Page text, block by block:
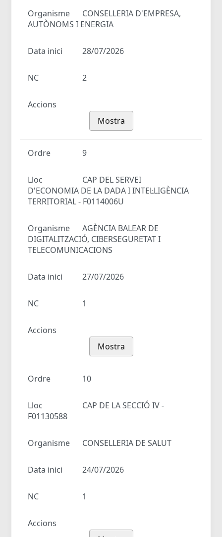
Organisme
CONSELLERIA D'EMPRESA,
AUTÒNOMS I ENERGIA
Data inici 28/07/2026
NC 2
Accions
Mostra
Ordre 9
Lloc
CAP DEL SERVEI
D'ECONOMIA DE LA DADA I INTEL·LIGÈNCIA
TERRITORIAL - F0114006U
Organisme
AGÈNCIA BALEAR DE
DIGITALITZACIÓ, CIBERSEGURETAT I
TELECOMUNICACIONS
Data inici 27/07/2026
NC 1
Accions
Mostra
Ordre 10
Lloc
CAP DE LA SECCIÓ IV -
F01130588
Organisme CONSELLERIA DE SALUT
Data inici 24/07/2026
NC 1
Accions